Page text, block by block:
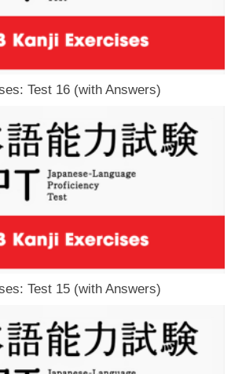
Test 16 (with Answers)
Test 15 (with Answers)